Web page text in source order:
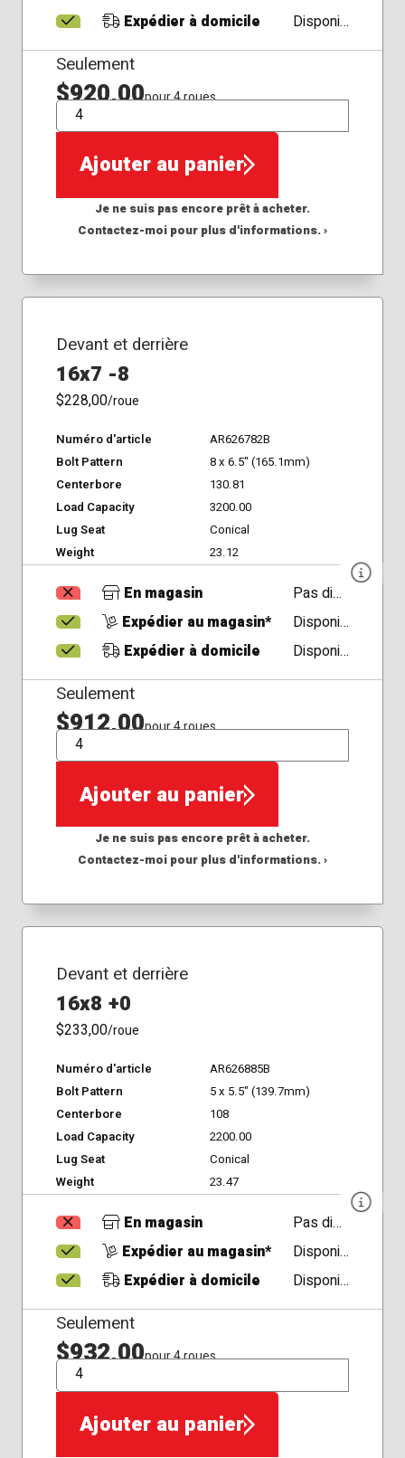
Expédier à domicile
Disponible
Seulement
$920,00pour 4 roues
QTÉ
Ajouter au panier
Je ne suis pas encore prêt à acheter.
Contactez-moi pour plus d'informations. ›
Devant et derrière
16x7 -8
$228,00/roue
Numéro d'article
AR626782B
Bolt Pattern
8 x 6.5" (165.1mm)
Centerbore
130.81
Load Capacity
3200.00
Lug Seat
Conical
Weight
23.12
En magasin
Pas disponible
Expédier au magasin*
Disponible
Expédier à domicile
Disponible
Seulement
$912,00pour 4 roues
QTÉ
Ajouter au panier
Je ne suis pas encore prêt à acheter.
Contactez-moi pour plus d'informations. ›
Devant et derrière
16x8 +0
$233,00/roue
Numéro d'article
AR626885B
Bolt Pattern
5 x 5.5" (139.7mm)
Centerbore
108
Load Capacity
2200.00
Lug Seat
Conical
Weight
23.47
En magasin
Pas disponible
Expédier au magasin*
Disponible
Expédier à domicile
Disponible
Seulement
$932,00pour 4 roues
QTÉ
Ajouter au panier